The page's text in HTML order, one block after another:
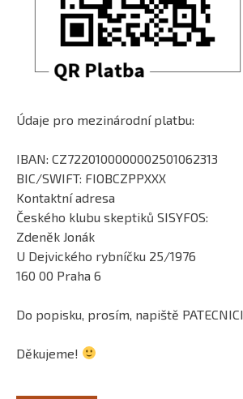
Údaje pro mezinárodní platbu:
IBAN: CZ7220100000002501062313
BIC/SWIFT: FIOBCZPPXXX
Kontaktní adresa
Českého klubu skeptiků SISYFOS:
Zdeněk Jonák
U Dejvického rybníčku 25/1976
160 00 Praha 6
Do popisku, prosím, napiště PATECNICI
Děkujeme!